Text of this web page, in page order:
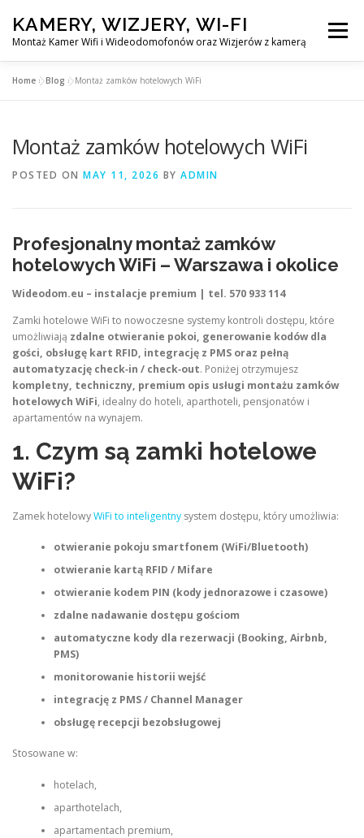
content
KAMERY, WIZJERY, WI-FI
Montaż Kamer Wifi i Wideodomofonów oraz Wizjerów z kamerą
Menu
MONTAŻ WIDEDOMOFONÓW
KONTAKT
EN
Home »Blog »Montaż zamków hotelowych WiFi
Montaż zamków hotelowych WiFi
POSTED ON MAY 11, 2026 BY ADMIN
Profesjonalny montaż zamków
hotelowych WiFi – Warszawa i okolice
Wideodom.eu – instalacje premium | tel. 570 933 114
Zamki hotelowe WiFi to nowoczesne systemy kontroli dostępu, które
umożliwiają zdalne otwieranie pokoi, generowanie kodów dla
gości, obsługę kart RFID, integrację z PMS oraz pełną
automatyzację check‑in / check‑out. Poniżej otrzymujesz
kompletny, techniczny, premium opis usługi montażu zamków
hotelowych WiFi, idealny do hoteli, aparthoteli, pensjonatów i
apartamentów na wynajem.
1. Czym są zamki hotelowe
WiFi?
Zamek hotelowyWiFi to inteligentny system dostępu, który umożliwia:
otwieranie pokoju smartfonem (WiFi/Bluetooth)
otwieranie kartą RFID / Mifare
otwieranie kodem PIN (kody jednorazowe i czasowe)
zdalne nadawanie dostępu gościom
automatyczne kody dla rezerwacji (Booking, Airbnb,
PMS)
monitorowanie historii wejść
integrację z PMS / Channel Manager
obsługę recepcji bezobsługowej
Stosowane w:
hotelach,
aparthotelach,
apartamentach premium,